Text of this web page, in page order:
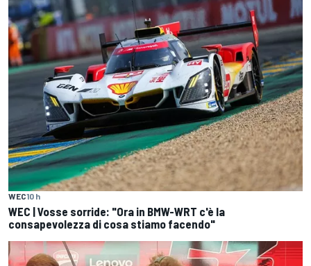
WEC10 h
WEC | Vosse sorride: "Ora in BMW-WRT c'è la
consapevolezza di cosa stiamo facendo"